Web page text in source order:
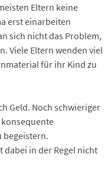
Eltern keine
erst einarbeiten
sich nicht das Problem,
Viele Eltern wenden viel
für ihr Kind zu
Geld. Noch schwieriger
begeistern.
in der Regel nicht